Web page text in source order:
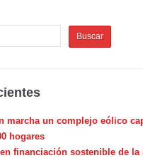
marcha un complejo eólico
hogares
financiación sostenible de la